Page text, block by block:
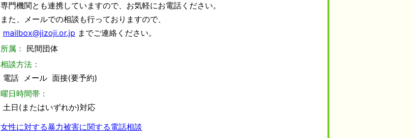
専門機関とも連携していますので、お気軽にお電話ください。
また、メールでの相談も行っておりますので、
mailbox@jizoji.or.jp までご連絡ください。
所属：
民間団体
相談方法：
電話 メール 面接(要予約)
曜日時間帯：
土日(またはいずれか)対応
女性に対する暴力被害に関する電話相談